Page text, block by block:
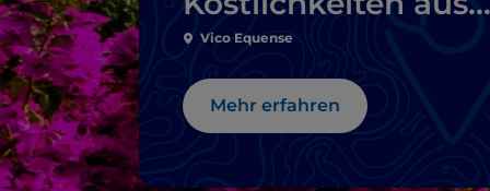
Sorrent
Vico Equense
Mehr erfahren